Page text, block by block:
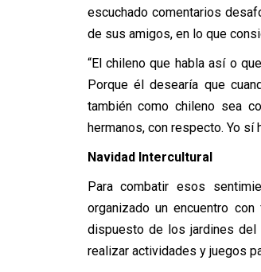
escuchado comentarios
de sus amigos, en lo que
“El chileno que habla así o
Porque él desearía que
también como chileno sea
hermanos, con respecto. Yo sí
Navidad Intercultural
Para combatir esos
organizado un encuentro
dispuesto de los jardines del
realizar actividades y juegos